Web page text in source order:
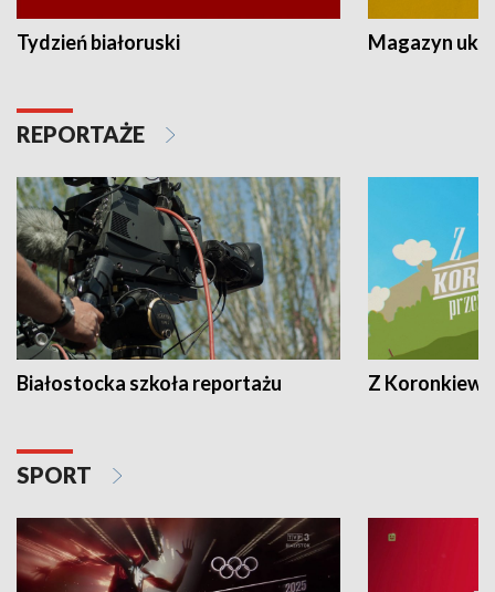
Tydzień białoruski Magazyn
REPORTAŻE
Białostocka szkoła reportażu Z
SPORT